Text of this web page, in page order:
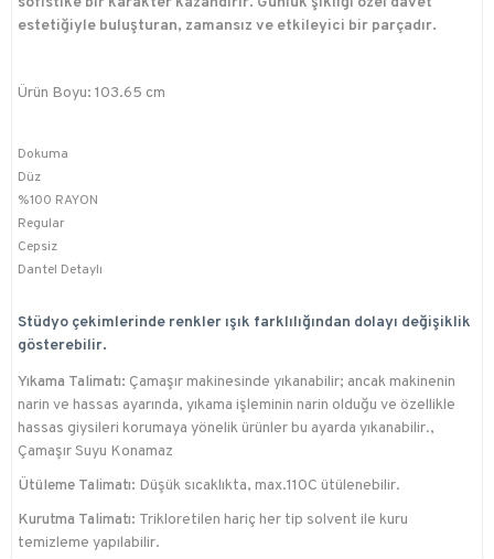
estetiğiyle buluşturan, zamansız ve etkileyici bir parçadır.
Ürün Boyu: 103.65 cm
Dokuma
Düz
%100 RAYON
Regular
Cepsiz
Dantel Detaylı
Stüdyo çekimlerinde renkler ışık farklılığından dolayı değişiklik
gösterebilir.
Yıkama Talimatı: Çamaşır makinesinde yıkanabilir; ancak makinenin
narin ve hassas ayarında, yıkama işleminin narin olduğu ve özellikle
hassas giysileri korumaya yönelik ürünler bu ayarda yıkanabilir.,
Çamaşır Suyu Konamaz
Ütüleme Talimatı: Düşük sıcaklıkta, max.110C ütülenebilir.
Kurutma Talimatı: Trikloretilen hariç her tip solvent ile kuru
temizleme yapılabilir.